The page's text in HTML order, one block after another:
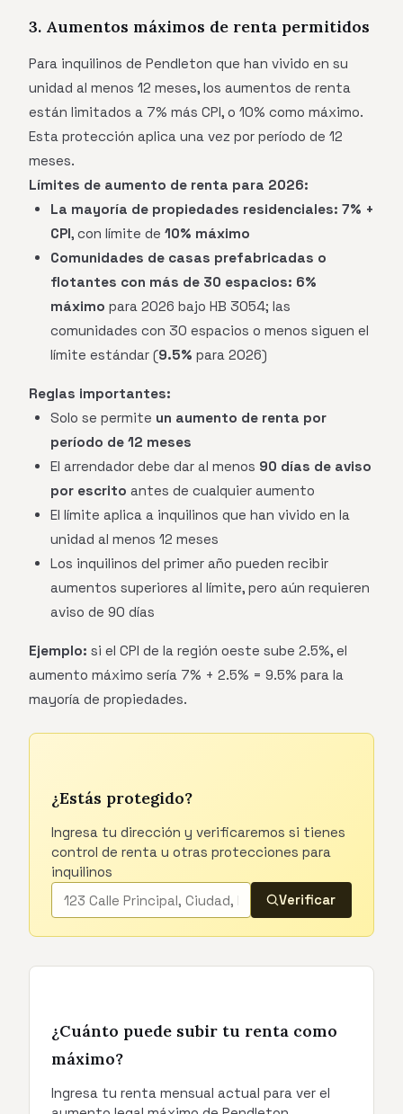
3. Aumentos máximos de renta permitidos
Para inquilinos de Pendleton que han vivido en su
unidad al menos 12 meses, los aumentos de renta
están limitados a 7% más CPI, o 10% como máximo.
Esta protección aplica una vez por período de 12
meses.
Límites de aumento de renta para 2026:
La mayoría de propiedades residenciales: 7% +
CPI, con límite de 10% máximo
Comunidades de casas prefabricadas o
flotantes con más de 30 espacios: 6%
máximo para 2026 bajo HB 3054; las
comunidades con 30 espacios o menos siguen el
límite estándar (9.5% para 2026)
Reglas importantes:
Solo se permite un aumento de renta por
período de 12 meses
El arrendador debe dar al menos 90 días de aviso
por escrito antes de cualquier aumento
El límite aplica a inquilinos que han vivido en la
unidad al menos 12 meses
Los inquilinos del primer año pueden recibir
aumentos superiores al límite, pero aún requieren
aviso de 90 días
Ejemplo: si el CPI de la región oeste sube 2.5%, el
aumento máximo sería 7% + 2.5% = 9.5% para la
mayoría de propiedades.
¿Estás protegido?
Ingresa tu dirección y verificaremos si tienes
control de renta u otras protecciones para
inquilinos
Verificar
¿Cuánto puede subir tu renta como
máximo?
Ingresa tu renta mensual actual para ver el